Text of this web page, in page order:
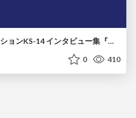
JSAI2026企画セッションKS-14 インタビュー集『⼈⼯知能と哲学と四つの問い』が提起する⼈⼯知能のこれからの課題 趣旨説明 / JSAI2026 Special Session: A Collection of Interviews, “Artificial Intelligence, Philosophy, and Four Questions”
0 410